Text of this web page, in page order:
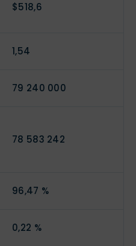
$518,6
1,54
79 240 000
78 583 242
96,47 %
0,22 %